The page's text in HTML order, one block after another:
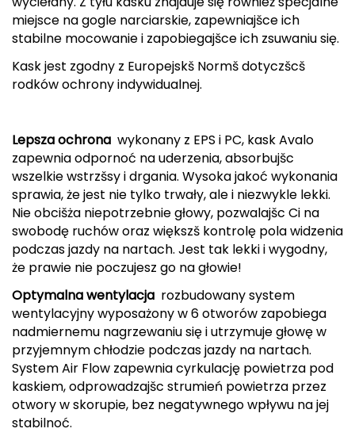
FASHY
Fjord Nansen
GSI Outdoors
Gear Aid
Gerber
Giant Dragon
Gilmonte
Giro
Grand Trunk
Granger's
miejsce na gogle narciarskie, zapewniajšce ich
stabilne mocowanie i zapobiegajšce ich zsuwaniu się.
Kask jest zgodny z Europejskš Normš dotyczšcš
rodków ochrony indywidualnej.
Lepsza ochrona  wykonany z EPS i PC, kask Avalo
zapewnia odpornoć na uderzenia, absorbujšc
wszelkie wstrzšsy i drgania. Wysoka jakoć wykonania
sprawia, że jest nie tylko trwały, ale i niezwykle lekki.
Nie obcišża niepotrzebnie głowy, pozwalajšc Ci na
swobodę ruchów oraz większš kontrolę pola widzenia
podczas jazdy na nartach. Jest tak lekki i wygodny,
że prawie nie poczujesz go na głowie!
Optymalna wentylacja  rozbudowany system
wentylacyjny wyposażony w 6 otworów zapobiega
nadmiernemu nagrzewaniu się i utrzymuje głowę w
przyjemnym chłodzie podczas jazdy na nartach.
System Air Flow zapewnia cyrkulację powietrza pod
kaskiem, odprowadzajšc strumień powietrza przez
otwory w skorupie, bez negatywnego wpływu na jej
stabilnoć.